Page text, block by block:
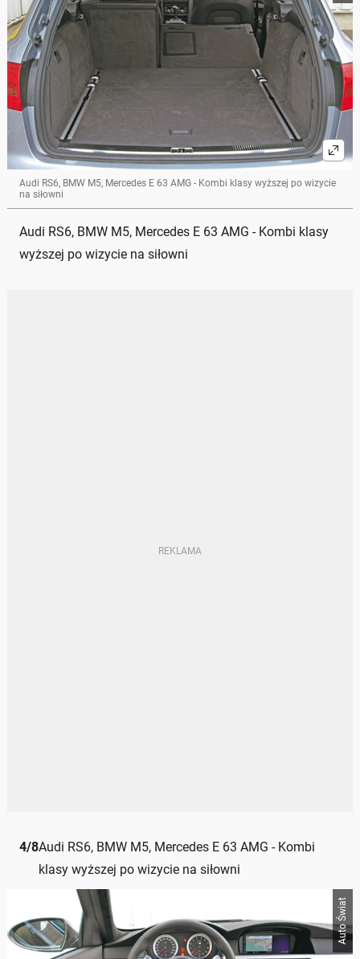
Audi RS6, BMW M5, Mercedes E 63 AMG - Kombi klasy wyższej po wizycie
na siłowni
Audi RS6, BMW M5, Mercedes E 63 AMG - Kombi klasy
wyższej po wizycie na siłowni
4/8Audi RS6, BMW M5, Mercedes E 63 AMG - Kombi
klasy wyższej po wizycie na siłowni
Auto Świat